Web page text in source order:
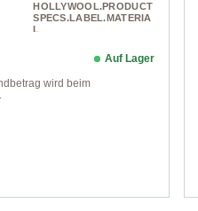
HOLLYWOOL.PRODUCT
SPECS.LABEL.MATERIA
L
wird beim
Auf Lager